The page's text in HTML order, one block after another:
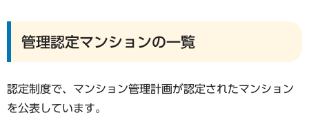
管理認定マンションの一覧
認定制度で、マンション管理計画が認定されたマンション
を公表しています。